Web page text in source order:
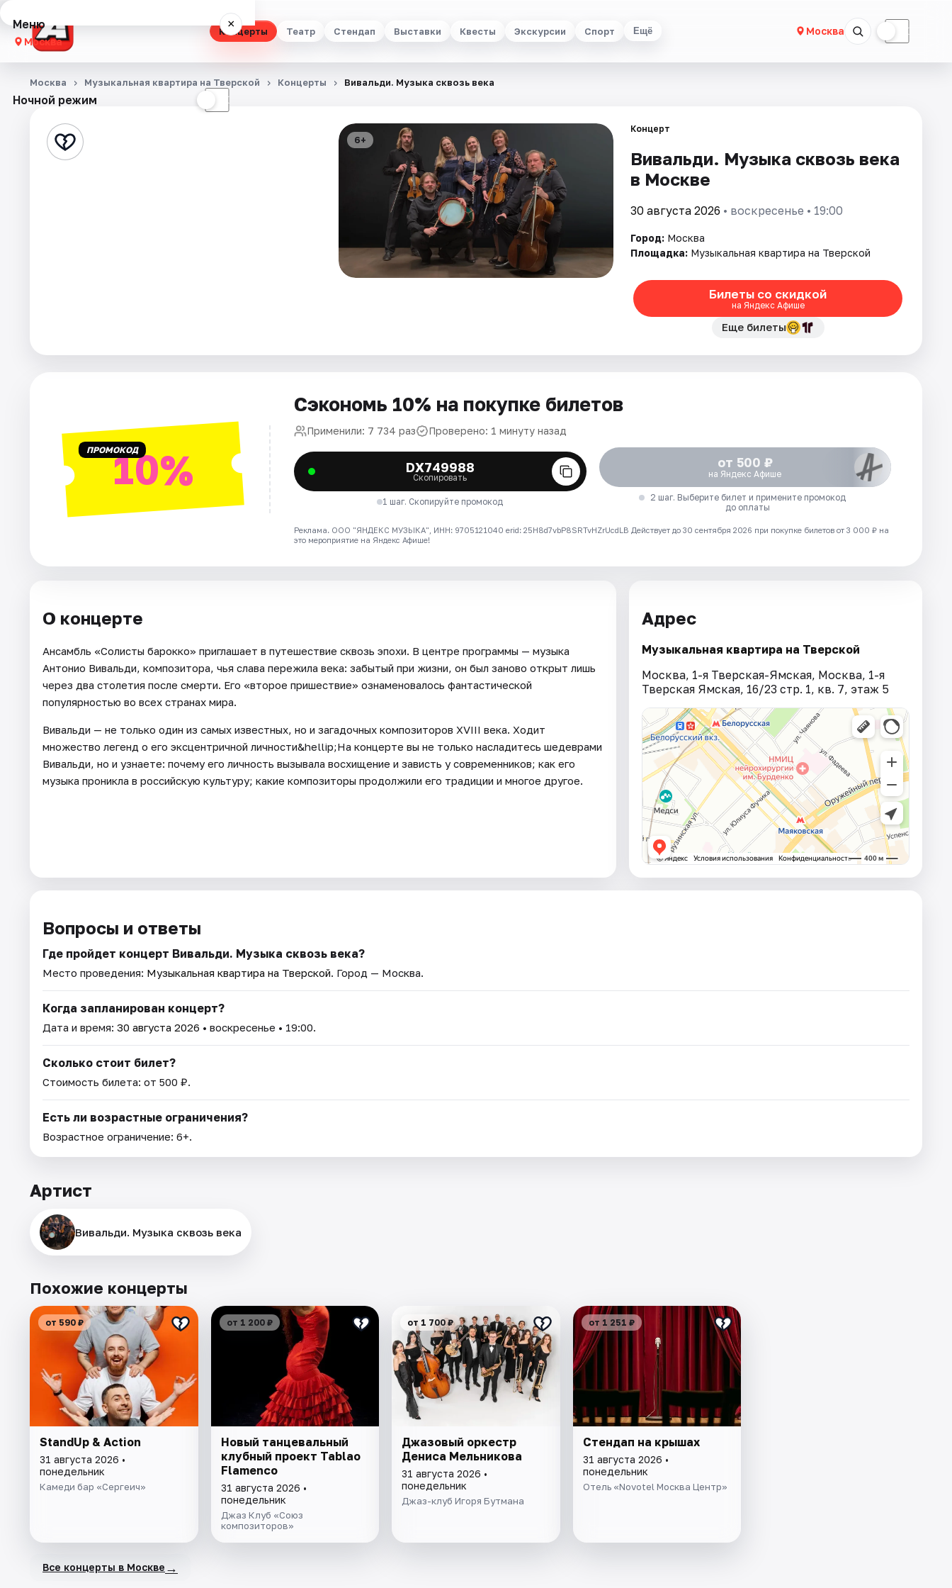
Концерты Театр Стендап Выставки Квесты Экскурсии Спорт Ещё Москва ☾
Меню ×
Москва
Концерты
Стендап
Города
Рейтинги
Ночной режим ☾
Москва Музыкальная квартира на Тверской Концерты Вивальди. Музыка сквозь века
6+
Концерт
Вивальди. Музыка сквозь века
в Москве
30 августа 2026 • воскресенье • 19:00
Город: Москва
Площадка: Музыкальная квартира на Тверской
Билеты со скидкой
на Яндекс Афише
Еще билеты
ПРОМОКОД10%
Сэкономь 10% на покупке билетов
Применили: 7 734 раз Проверено: 1 минуту назад
DX749988
Скопировать
1 шаг. Скопируйте промокод
от 500 ₽
на Яндекс Афише
2 шаг. Выберите билет и примените промокод
до оплаты
Реклама. ООО "ЯНДЕКС МУЗЫКА", ИНН: 9705121040 erid: 25H8d7vbP8SRTvHZrUcdLB Действует до 30 сентября 2026 при покупке билетов от 3 000 ₽ на
это мероприятие на Яндекс Афише!
О концерте
Ансамбль «Солисты барокко» приглашает в путешествие сквозь эпохи. В центре программы — музыка
Антонио Вивальди, композитора, чья слава пережила века: забытый при жизни, он был заново открыт лишь
через два столетия после смерти. Его «второе пришествие» ознаменовалось фантастической
популярностью во всех странах мира.
Вивальди — не только один из самых известных, но и загадочных композиторов XVIII века. Ходит
множество легенд о его эксцентричной личности&hellip;На концерте вы не только насладитесь шедеврами
Вивальди, но и узнаете: почему его личность вызывала восхищение и зависть у современников; как его
музыка проникла в российскую культуру; какие композиторы продолжили его традиции и многое другое.
Адрес
Музыкальная квартира на Тверской
Москва, 1-я Тверская-Ямская, Москва, 1-я
Тверская Ямская, 16/23 стр. 1, кв. 7, этаж 5
Вопросы и ответы
Где пройдет концерт Вивальди. Музыка сквозь века?
Место проведения: Музыкальная квартира на Тверской. Город — Москва.
Когда запланирован концерт?
Дата и время: 30 августа 2026 • воскресенье • 19:00.
Сколько стоит билет?
Стоимость билета: от 500 ₽.
Есть ли возрастные ограничения?
Возрастное ограничение: 6+.
Артист
Вивальди. Музыка сквозь века
Похожие концерты
от 590 ₽
StandUp & Action
31 августа 2026 •
понедельник
Камеди бар «Сергеич»
от 1 200 ₽
Новый танцевальный
клубный проект Tablao
Flamenсo
31 августа 2026 •
понедельник
Джаз Клуб «Союз
композиторов»
от 1 700 ₽
Джазовый оркестр
Дениса Мельникова
31 августа 2026 •
понедельник
Джаз-клуб Игоря Бутмана
от 1 251 ₽
Стендап на крышах
31 августа 2026 •
понедельник
Отель «Novotel Москва Центр»
Все концерты в Москве →